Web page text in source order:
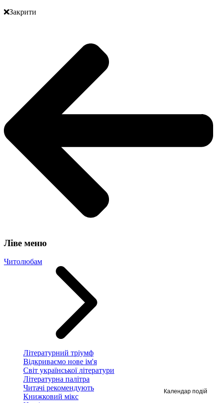
Закрити
Ліве меню
Читолюбам
Літературний тріумф
Відкриваємо нове ім'я
Світ української літератури
Літературна палітра
Читачі рекомендують
Книжковий мікс
Календар подій